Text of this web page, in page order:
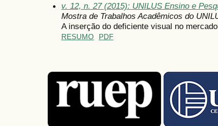
v. 12, n. 27 (2015): UNILUS Ensino e
Mostra de Trabalhos Acadêmicos do
A inserção do deficiente visual no
RESUMO PDF